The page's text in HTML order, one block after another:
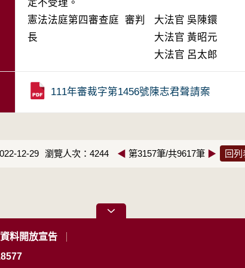
定不受理。
憲法法庭第四審查庭 審判
長
大法官 吳陳鐶
大法官 黃昭元
大法官 呂太郎
111年審裁字第1456號陳志君聲請案
12-29 瀏覽人次：4244 ◀ 第3157筆/共9617筆 ▶ 回列
料開放宣告